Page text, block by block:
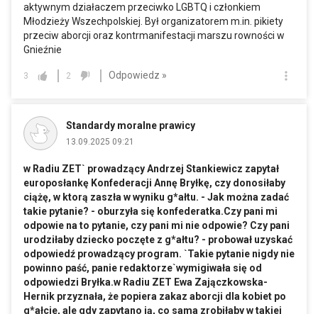
aktywnym działaczem przeciwko LGBTQ i członkiem
Młodzieży Wszechpolskiej. Był organizatorem m.in . pikiety
przeciw aborcji oraz kontrmanifestacji marszu rowności w
Gnieźnie
3 2 Odpowiedz »
Standardy moralne prawicy
13.09.2025 09:21
w Radiu ZET` prowadzący Andrzej Stankiewicz zapytał
europosłankę Konfederacji Annę Bryłkę, czy donosiłaby
ciążę, w ktorą zaszła w wyniku g*ałtu. - Jak można zadać
takie pytanie? - oburzyła się konfederatka.Czy pani mi
odpowie na to pytanie, czy pani mi nie odpowie? Czy pani
urodziłaby dziecko poczęte z g*ałtu? - probował uzyskać
odpowiedź prowadzący program. `Takie pytanie nigdy nie
powinno paść, panie redaktorze`wymigiwała się od
odpowiedzi Bryłka.w Radiu ZET Ewa Zajączkowska-
Hernik przyznała, że popiera zakaz aborcji dla kobiet po
g*ałcie, ale gdy zapytano ją, co sama zrobiłaby w takiej